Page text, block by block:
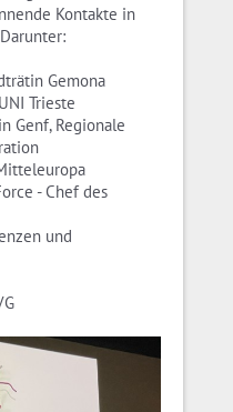
Kontakte in
Gemona
Trieste
Genf, Regionale
- Chef des
und